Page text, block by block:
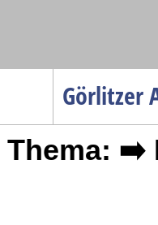
Görlitzer
Menüpunkte
Startseite
Thema: ➡️